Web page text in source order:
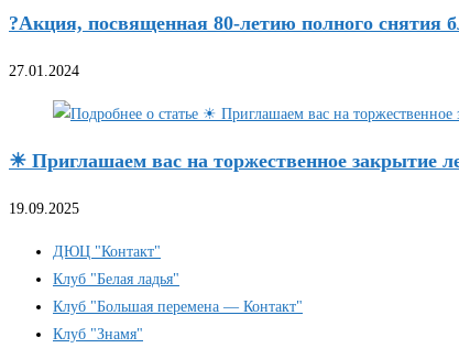
?Акция, посвященная 80-летию полного
27.01.2024
☀ Приглашаем вас на торжественное закрытие
19.09.2025
ДЮЦ "Контакт"
Клуб "Белая ладья"
Клуб "Большая перемена — Контакт"
Клуб "Знамя"